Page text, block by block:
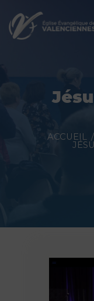
ACCUEIL
Évènements
Prédications